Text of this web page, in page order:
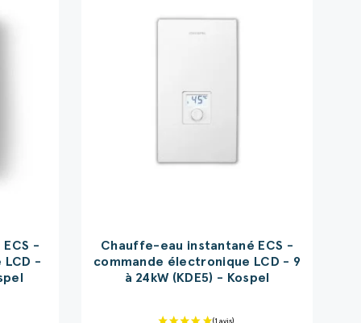
-
-
Chauffe-eau instantané ECS -
commande électronique LCD - 9
à 24kW (KDE5) - Kospel